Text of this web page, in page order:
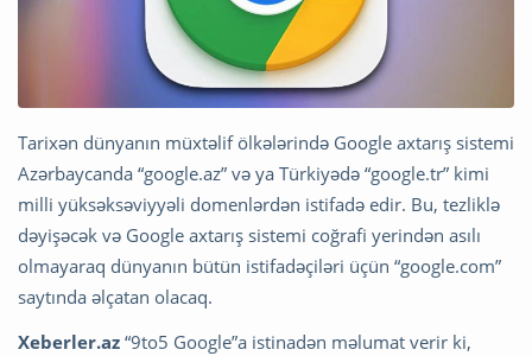
Tarixən dünyanın müxtəlif ölkələrində Google axtarış sistemi
Azərbaycanda “google.az” və ya Türkiyədə “google.tr” kimi
milli yüksəksəviyyəli domenlərdən istifadə edir. Bu, tezliklə
dəyişəcək və Google axtarış sistemi coğrafi yerindən asılı
olmayaraq dünyanın bütün istifadəçiləri üçün “google.com”
saytında əlçatan olacaq.
Xeberler.az “9to5 Google”a istinadən məlumat verir ki,